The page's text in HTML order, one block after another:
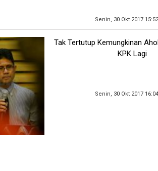
Senin, 30 Okt 2017
Tak Tertutup Kemungkinan
KPK Lagi
Senin, 30 Okt 2017